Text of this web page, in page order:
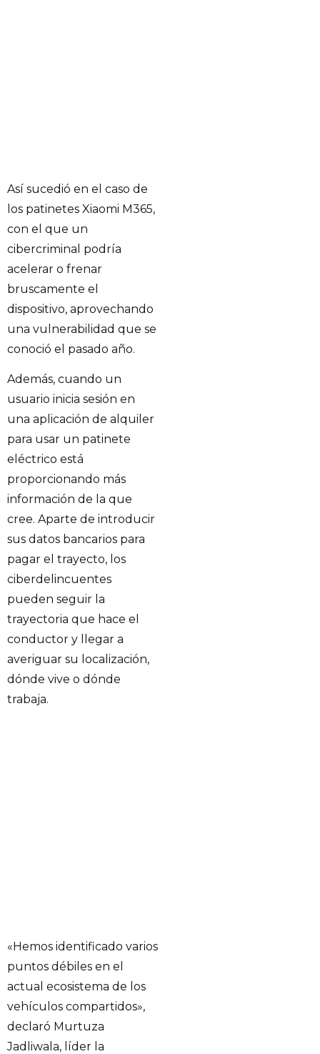
Así sucedió en el caso de
los patinetes Xiaomi M365,
con el que un
cibercriminal podría
acelerar o frenar
bruscamente el
dispositivo, aprovechando
una vulnerabilidad que se
conoció el pasado año.
Además, cuando un
usuario inicia sesión en
una aplicación de alquiler
para usar un patinete
eléctrico está
proporcionando más
información de la que
cree. Aparte de introducir
sus datos bancarios para
pagar el trayecto, los
ciberdelincuentes
pueden seguir la
trayectoria que hace el
conductor y llegar a
averiguar su localización,
dónde vive o dónde
trabaja.
«Hemos identificado varios
puntos débiles en el
actual ecosistema de los
vehículos compartidos»,
declaró Murtuza
Jadliwala, líder la